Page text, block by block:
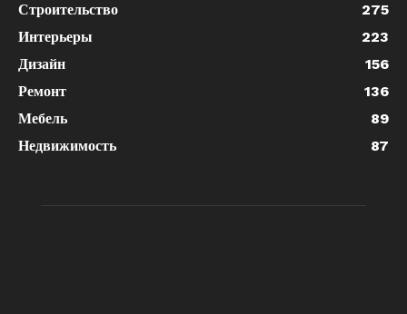
Строительство
275
Интерьеры
223
Дизайн
156
Ремонт
136
Мебель
89
Недвижимость
87